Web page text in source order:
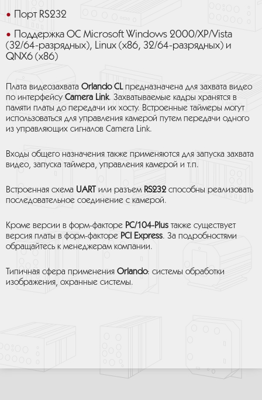
Порт RS232
Поддержка ОС Microsoft Windows 2000/XP/Vista
(32/64-разрядных), Linux (x86, 32/64-разрядных) и
QNX6 (x86)
Плата видеозахвата Orlando CLпредназначена для захвата видео
по интерфейсу Camera Link. Захватываемые кадры хранятся в
памяти платы до передачи их хосту. Встроенные таймеры могут
использоваться для управления камерой путем передачи одного
из управляющих сигналов Camera Link.
Входы общего назначения также применяются для запуска захвата
видео, запуска таймера, управления камерой и т.п.
Встроенная схема UART или разъем RS232 способны реализовать
последовательное соединение с камерой.
Кроме версии в форм-факторе PC/104-Plus также существует
версия платы в форм-факторе PCI Express. За подробностями
обращайтесь к менеджерам компании.
Типичная сфера применения Orlando: системы обработки
изображения, охранные системы.